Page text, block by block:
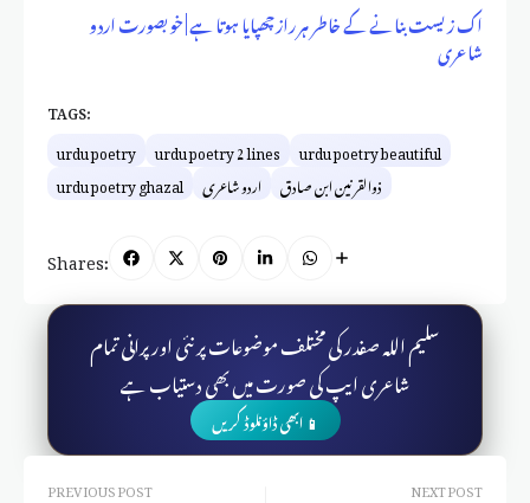
اک زیست بنانے کے خاطر ہر راز چھپایا ہوتا ہے | خوبصورت اردو
شاعری
TAGS:
urdu poetry urdu poetry 2 lines urdu poetry beautiful
urdu poetry ghazal اردو شاعری ذوالقرنین ابن صادق
Shares:
سلیم اللہ صفدر کی مختلف موضوعات پر نئی اور پرانی تمام
شاعری ایپ کی صورت میں بھی دستیاب ہے
📱 ابھی ڈاؤنلوڈ کریں
PREVIOUS POST NEXT POST